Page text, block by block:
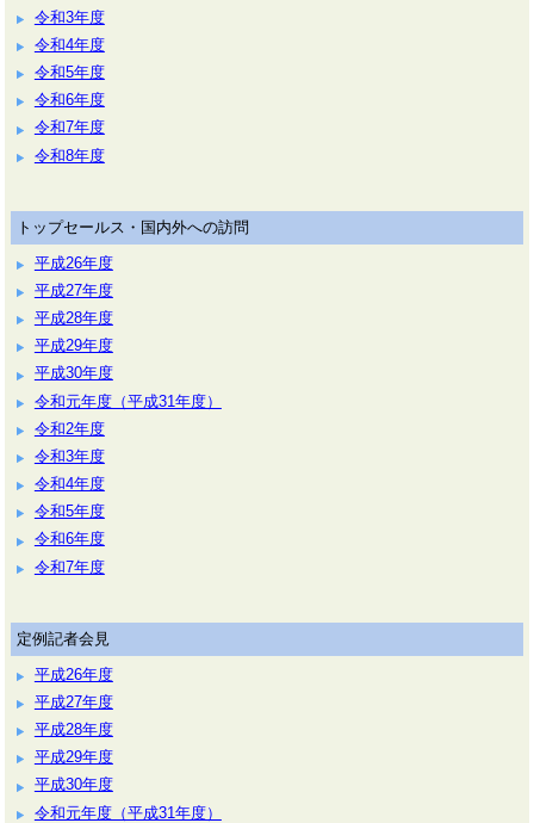
令和3年度
令和4年度
令和5年度
令和6年度
令和7年度
令和8年度
トップセールス・国内外への訪問
平成26年度
平成27年度
平成28年度
平成29年度
平成30年度
令和元年度（平成31年度）
令和2年度
令和3年度
令和4年度
令和5年度
令和6年度
令和7年度
定例記者会見
平成26年度
平成27年度
平成28年度
平成29年度
平成30年度
令和元年度（平成31年度）